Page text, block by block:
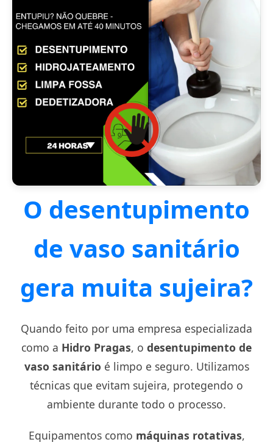
O desentupimento
de vaso sanitário
gera muita sujeira?
Quando feito por uma empresa especializada
como a Hidro Pragas, o desentupimento de
vaso sanitário é limpo e seguro. Utilizamos
técnicas que evitam sujeira, protegendo o
ambiente durante todo o processo.
Equipamentos como máquinas rotativas,